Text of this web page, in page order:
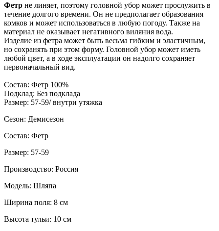
Фетр не линяет, поэтому головной убор может прослужить в
течение долгого времени. Он не предполагает образования
комков и может использоваться в любую погоду. Также на
материал не оказывает негативного виляния вода.
Изделие из фетра может быть весьма гибким и эластичным,
но сохранять при этом форму. Головной убор может иметь
любой цвет, а в ходе эксплуатации он надолго сохраняет
первоначальный вид.
Состав: Фетр 100%
Подклад: Без подклада
Размер: 57-59/ внутри утяжка
Сезон: Демисезон
Состав: Фетр
Размер: 57-59
Производство: Россия
Модель: Шляпа
Ширина поля: 8 см
Высота тульи: 10 см